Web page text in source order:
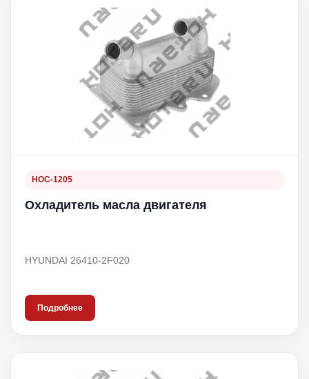
HOC-1205
Охладитель масла двигателя
HYUNDAI 26410-2F020
Подробнее